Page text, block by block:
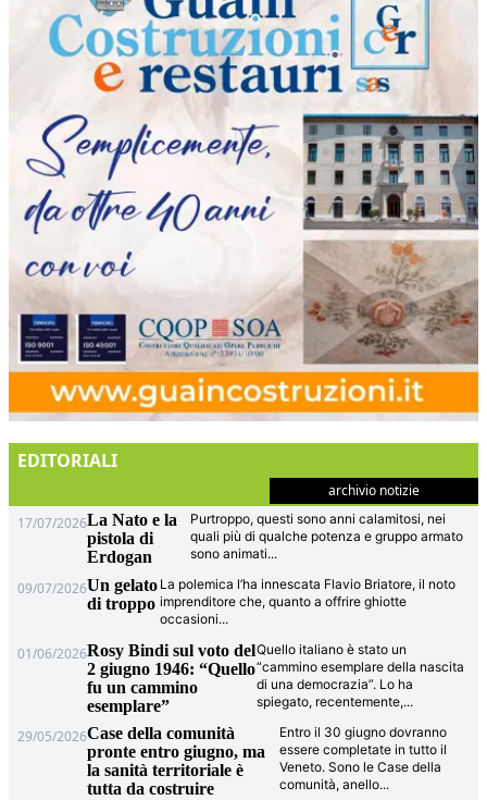
EDITORIALI
archivio notizie
17/07/2026La Nato e la
pistola di
Erdogan
Purtroppo, questi sono anni calamitosi, nei
quali più di qualche potenza e gruppo armato
sono animati...
09/07/2026Un gelato
di troppo
La polemica l’ha innescata Flavio Briatore, il noto
imprenditore che, quanto a offrire ghiotte
occasioni...
01/06/2026Rosy Bindi sul voto del
2 giugno 1946: “Quello
fu un cammino
esemplare”
Quello italiano è stato un
“cammino esemplare della nascita
di una democrazia”. Lo ha
spiegato, recentemente,...
29/05/2026Case della comunità
pronte entro giugno, ma
la sanità territoriale è
tutta da costruire
Entro il 30 giugno dovranno
essere completate in tutto il
Veneto. Sono le Case della
comunità, anello...